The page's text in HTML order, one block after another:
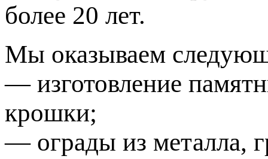
более 20 лет.
Мы оказываем
— изготовление
крошки;
— ограды из металла,